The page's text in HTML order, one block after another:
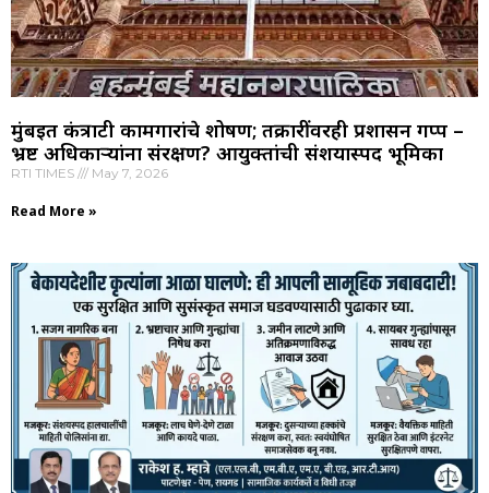
मुंबईत कंत्राटी कामगारांचे शोषण; तक्रारींवरही प्रशासन गप्प –
भ्रष्ट अधिकाऱ्यांना संरक्षण? आयुक्तांची संशयास्पद भूमिका
RTI TIMES May 7, 2026
Read More »